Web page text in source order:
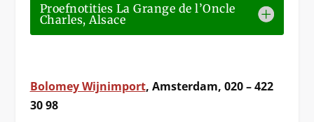
Proefnotities La Grange de l’Oncle
Charles, Alsace
Bolomey Wijnimport, Amsterdam, 020 – 422
30 98